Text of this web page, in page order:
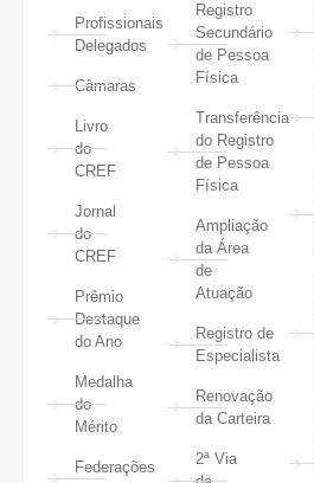
Profissionais
Delegados
Câmaras
Livro
do
CREF
Jornal
do
CREF
Prêmio
Destaque
do Ano
Medalha
do
Mérito
Federações
Registro
Secundário
de Pessoa
Física
Transferência
do Registro
de Pessoa
Física
Ampliação
da Área
de
Atuação
Registro de
Especialista
Renovação
da Carteira
2ª Via